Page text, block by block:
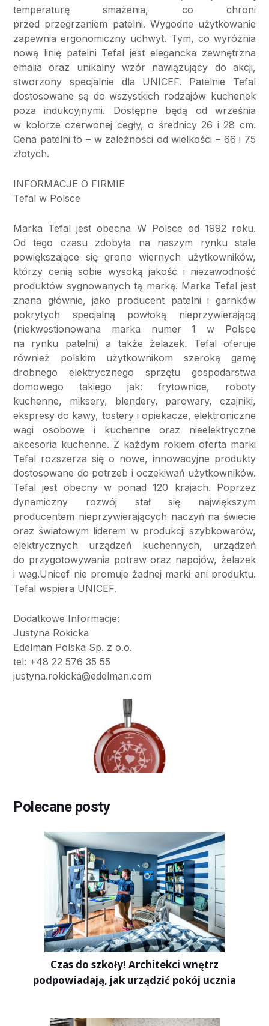
temperaturę smażenia, co chroni
przed przegrzaniem patelni. Wygodne użytkowanie
zapewnia ergonomiczny uchwyt. Tym, co wyróżnia
nową linię patelni Tefal jest elegancka zewnętrzna
emalia oraz unikalny wzór nawiązujący do akcji,
stworzony specjalnie dla UNICEF. Patelnie Tefal
dostosowane są do wszystkich rodzajów kuchenek
poza indukcyjnymi. Dostępne będą od września
w kolorze czerwonej cegły, o średnicy 26 i 28 cm.
Cena patelni to – w zależności od wielkości – 66 i 75
złotych.
INFORMACJE O FIRMIE
Tefal w Polsce
Marka Tefal jest obecna W Polsce od 1992 roku.
Od tego czasu zdobyła na naszym rynku stale
powiększające się grono wiernych użytkowników,
którzy cenią sobie wysoką jakość i niezawodność
produktów sygnowanych tą marką. Marka Tefal jest
znana głównie, jako producent patelni i garnków
pokrytych specjalną powłoką nieprzywierającą
(niekwestionowana marka numer 1 w Polsce
na rynku patelni) a także żelazek. Tefal oferuje
również polskim użytkownikom szeroką gamę
drobnego elektrycznego sprzętu gospodarstwa
domowego takiego jak: frytownice, roboty
kuchenne, miksery, blendery, parowary, czajniki,
ekspresy do kawy, tostery i opiekacze, elektroniczne
wagi osobowe i kuchenne oraz nieelektryczne
akcesoria kuchenne. Z każdym rokiem oferta marki
Tefal rozszerza się o nowe, innowacyjne produkty
dostosowane do potrzeb i oczekiwań użytkowników.
Tefal jest obecny w ponad 120 krajach. Poprzez
dynamiczny rozwój stał się największym
producentem nieprzywierających naczyń na świecie
oraz światowym liderem w produkcji szybkowarów,
elektrycznych urządzeń kuchennych, urządzeń
do przygotowywania potraw oraz napojów, żelazek
i wag.Unicef nie promuje żadnej marki ani produktu.
Tefal wspiera UNICEF.
Dodatkowe Informacje:
Justyna Rokicka
Edelman Polska Sp. z o.o.
tel: +48 22 576 35 55
justyna.rokicka@edelman.com
Polecane posty
Czas do szkoły! Architekci wnętrz
podpowiadają, jak urządzić pokój ucznia